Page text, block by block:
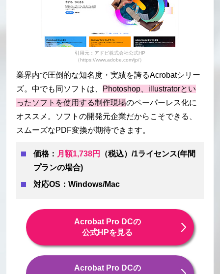
引用元：アドビ株式会社公式HP
（https://www.adobe.com/jp/）
業界内で圧倒的な知名度・実績を誇るAcrobatシリー
ズ。中でも同ソフトは、 Photoshop、illustratorとい
ったソフトを使用する制作現場のペーパーレス化に
オススメ。ソフトの開発元企業だからこそできる、
スムーズなPDF変換が期待できます。
価格： 月額1,738円
（税込）/1ライセンス(年間
プランの場合)
対応OS：Windows/Mac
Acrobat Pro DCの
公式HPを見る
Acrobat Pro DCの